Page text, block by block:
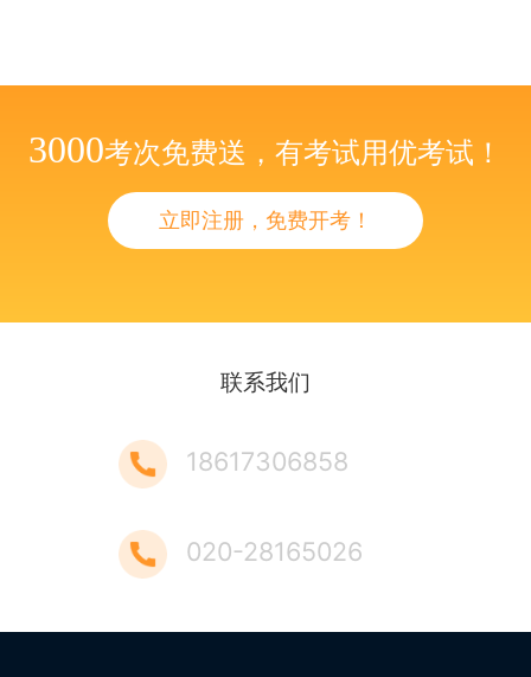
3000考次免费送，有考试用优考试！
立即注册，免费开考！
联系我们
18617306858
020-28165026